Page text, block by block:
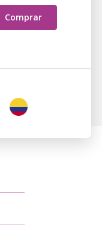
Comprar